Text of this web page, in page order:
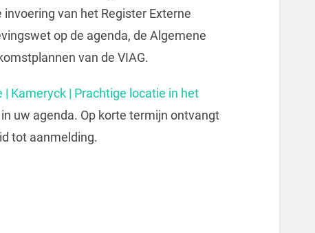
van het Register Externe
op de agenda, de Algemene
van de VIAG.
| Kameryck | Prachtige locatie in het
uw agenda. Op korte termijn ontvangt
tot aanmelding.